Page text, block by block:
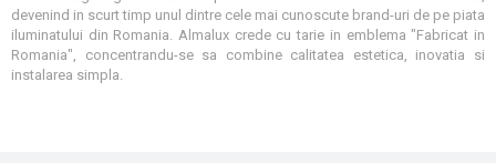
devenind in scurt timp unul dintre cele mai cunoscute brand-uri de pe piata
iluminatului din Romania. Almalux crede cu tarie in emblema "Fabricat in
Romania", concentrandu-se sa combine calitatea estetica, inovatia si
instalarea simpla.